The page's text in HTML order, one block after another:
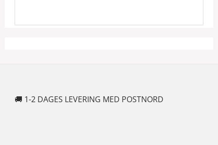
🚚 1-2 DAGES LEVERING MED POSTNORD